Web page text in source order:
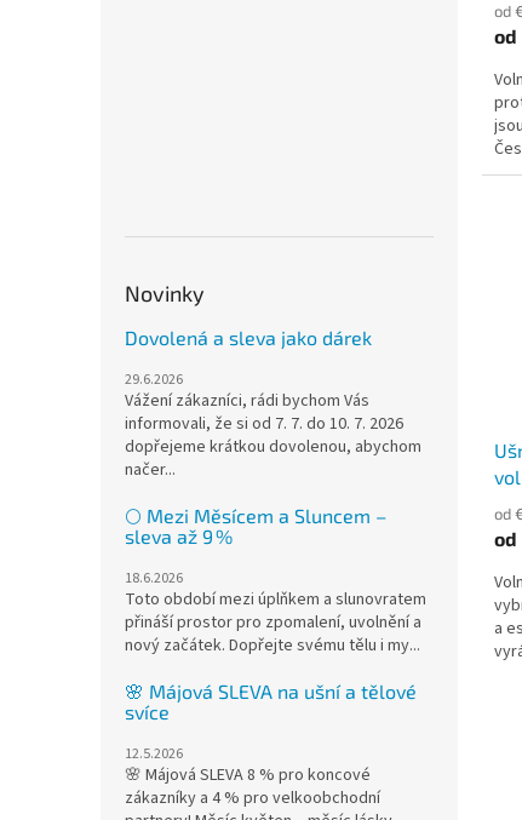
Novinky
Dovolená a sleva jako dárek
29.6.2026
Vážení zákazníci, rádi bychom Vás
informovali, že si od 7. 7. do 10. 7. 2026
dopřejeme krátkou dovolenou, abychom
načer...
🌕 Mezi Měsícem a Sluncem –
sleva až 9 %
18.6.2026
Toto období mezi úplňkem a slunovratem
přináší prostor pro zpomalení, uvolnění a
nový začátek. Dopřejte svému tělu i my...
🌸 Májová SLEVA na ušní a tělové
svíce
12.5.2026
🌸 Májová SLEVA 8 % pro koncové
zákazníky a 4 % pro velkoobchodní
od
od
od
od
a